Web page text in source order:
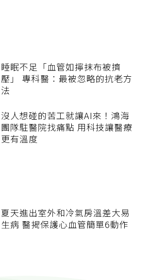
睡眠不足「血管如擰抹布被擠
壓」 專科醫：最被忽略的抗老方
法
沒人想碰的苦工就讓AI來！鴻海
團隊駐醫院找痛點 用科技讓醫療
更有溫度
夏天進出室外和冷氣房溫差大易
生病 醫揭保護心血管簡單6動作